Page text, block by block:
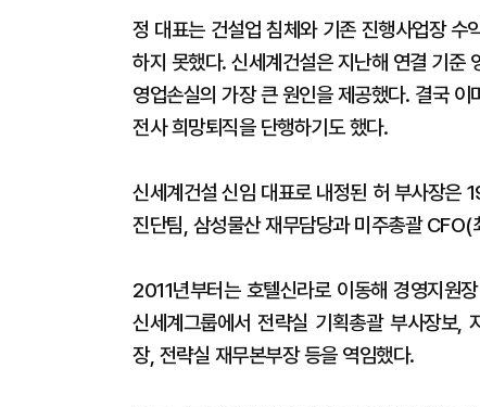
정 대표는 건설업 침체와 기존 진행사업장 수
하지 못했다. 신세계건설은 지난해 연결 기
영업손실의 가장 큰 원인을 제공했다. 결국
전사 희망퇴직을 단행하기도 했다.
신세계건설 신임 대표로 내정된 허 부사장은
진단팀, 삼성물산 재무담당과 미주총괄
2011년부터는 호텔신라로 이동해 경영지
신세계그룹에서 전략실 기획총괄 부사장보,
장, 전략실 재무본부장 등을 역임했다.